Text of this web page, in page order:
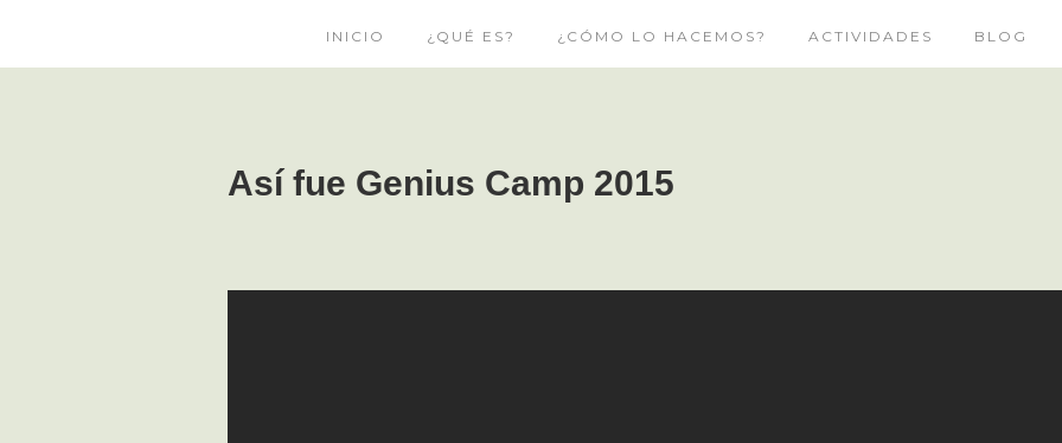
INICIO ¿QUÉ ES? ¿CÓMO LO HACEMOS? ACTIVIDADES BLOG
Así fue Genius Camp 2015